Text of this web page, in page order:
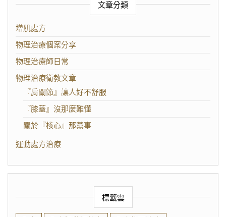
文章分類
增肌處方
物理治療個案分享
物理治療師日常
物理治療衛教文章
『肩關節』讓人好不舒服
『膝蓋』沒那麼難懂
關於『核心』那黨事
運動處方治療
標籤雲